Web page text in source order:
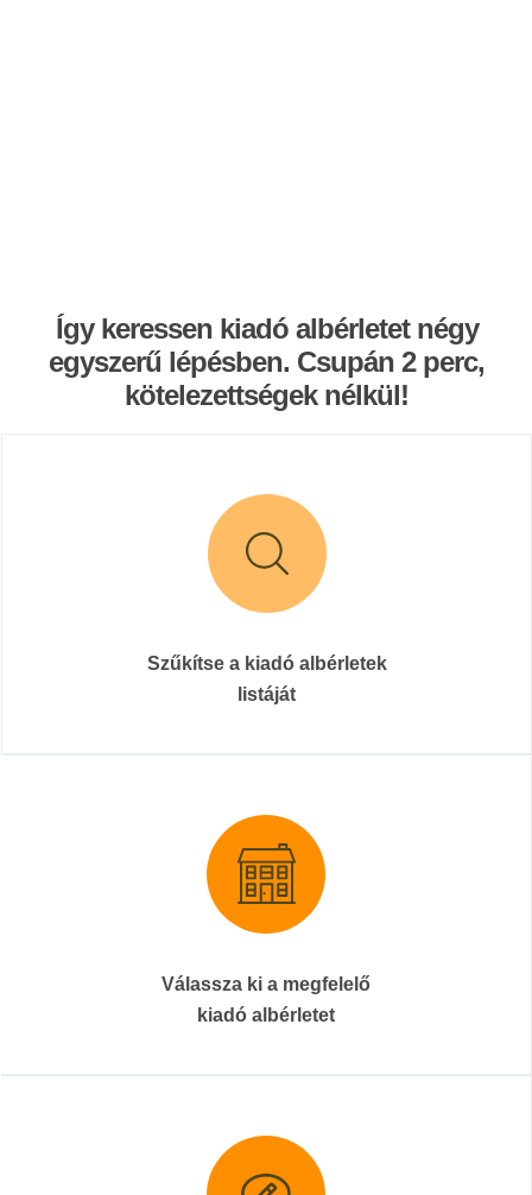
Így keressen kiadó albérletet négy
egyszerű lépésben. Csupán 2 perc,
kötelezettségek nélkül!
Szűkítse a kiadó albérletek
listáját
Válassza ki a megfelelő
kiadó albérletet